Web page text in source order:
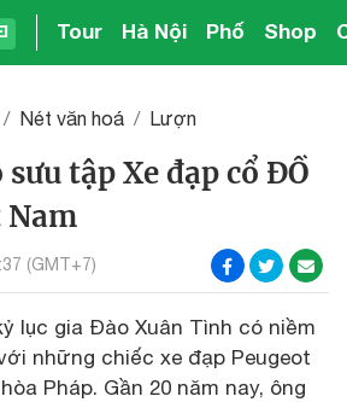
Tour Hà Nội Phố Shop
Nét văn hoá Lượn
sưu tập Xe đạp cổ ĐỒ
Nam
(GMT+7)
lục gia Đào Xuân Tình có niềm
những chiếc xe đạp Peugeot
Pháp. Gần 20 năm nay, ông